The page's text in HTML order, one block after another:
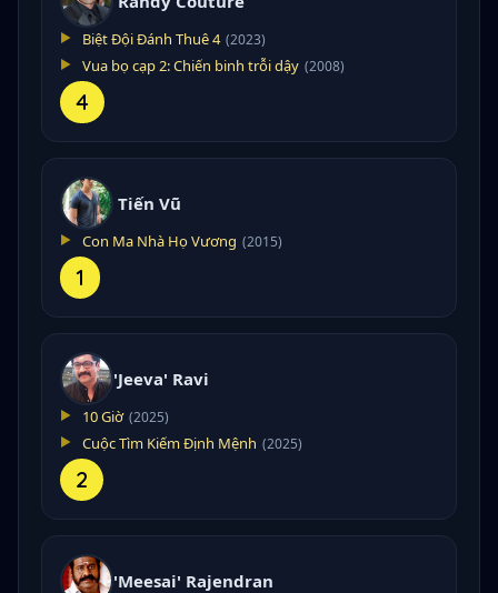
Biệt Đội Đánh Thuê 4 (2023)
Vua bọ cạp 2: Chiến binh trỗi dậy (2008)
4
Tiến Vũ
Con Ma Nhà Họ Vương (2015)
1
'Jeeva' Ravi
10 Giờ (2025)
Cuộc Tìm Kiếm Định Mệnh (2025)
2
'Meesai' Rajendran